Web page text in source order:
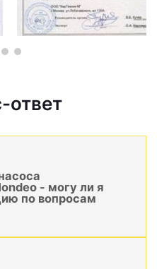
ответ
- могу ли я
по вопросам